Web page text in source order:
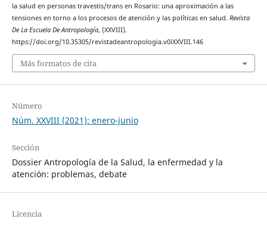
la salud en personas travestis/trans en Rosario: una aproximación a las
tensiones en torno a los procesos de atención y las políticas en salud. Revista
De La Escuela De Antropología, (XXVIII).
https://doi.org/10.35305/revistadeantropologia.v0iXXVIII.146
Más formatos de cita
Número
Núm. XXVIII (2021): enero-junio
Sección
Dossier Antropología de la Salud, la enfermedad y la
atención: problemas, debate
Licencia